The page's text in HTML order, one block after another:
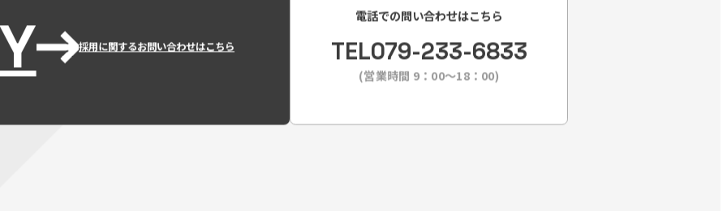
採用に関するお問い合わせはこちら
電話での問い合わせはこちら
TEL079-233-6833
(営業時間 9：00〜18：00)